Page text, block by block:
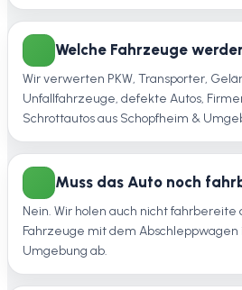
Welche Fahrzeuge
Wir verwerten PKW, Transporter,
Unfallfahrzeuge, defekte Autos,
Schrottautos aus Schopfheim &
Muss das Auto noch
Nein. Wir holen auch nicht
Fahrzeuge mit dem Abschleppwagen
Umgebung ab.